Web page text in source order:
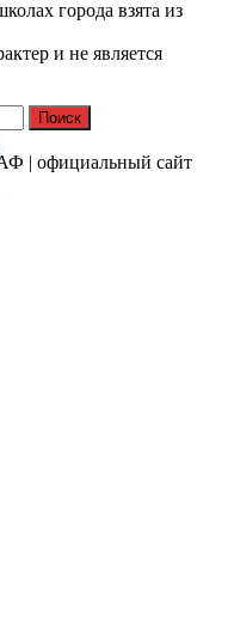
города взята из
и не является
официальный сайт